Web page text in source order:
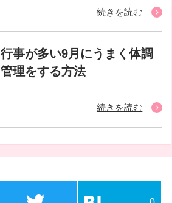
続きを読む
行事が多い9月にうまく体調
管理をする方法
続きを読む